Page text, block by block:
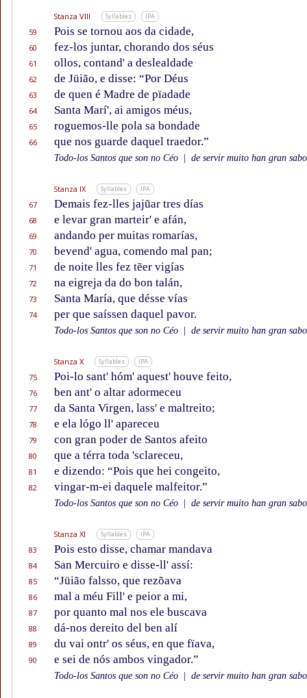
Stanza VIII Syllables IPA
59 Pois se tornou aos da cidade,
60 fez-los juntar, chorando dos séus
61 ollos, contand' a deslealdade
62 de Jüião, e disse: “Por Déus
63 de quen é Madre de pïadade
64 Santa Marí', ai amigos méus,
65 roguemos-lle pola sa bondade
66 que nos guarde daquel traedor.”
Todo-los Santos que son no Céo de servir muito han gran
Stanza IX Syllables IPA
67 Demais fez-lles jajũar tres días
68 e levar gran marteir' e afán,
69 andando per muitas romarías,
70 bevend' agua, comendo mal pan;
71 de noite lles fez tẽer vigías
72 na eigreja da do bon talán,
73 Santa María, que désse vías
74 per que saíssen daquel pavor.
Todo-los Santos que son no Céo de servir muito han gran
Stanza X Syllables IPA
75 Poi-lo sant' hóm' aquest' houve feito,
76 ben ant' o altar adormeceu
77 da Santa Virgen, lass' e maltreito;
78 e ela lógo ll' apareceu
79 con gran poder de Santos afeito
80 que a térra toda 'sclareceu,
81 e dizendo: “Pois que hei congeito,
82 vingar-m-ei daquele malfeitor.”
Todo-los Santos que son no Céo de servir muito han gran
Stanza XI Syllables IPA
83 Pois esto disse, chamar mandava
84 San Mercuiro e disse-ll' assí:
85 “Jüião falsso, que rezõava
86 mal a méu Fill' e peior a mi,
87 por quanto mal nos ele buscava
88 dá-nos dereito del ben alí
89 du vai ontr' os séus, en que fïava,
90 e sei de nós ambos vingador.”
Todo-los Santos que son no Céo de servir muito han gran